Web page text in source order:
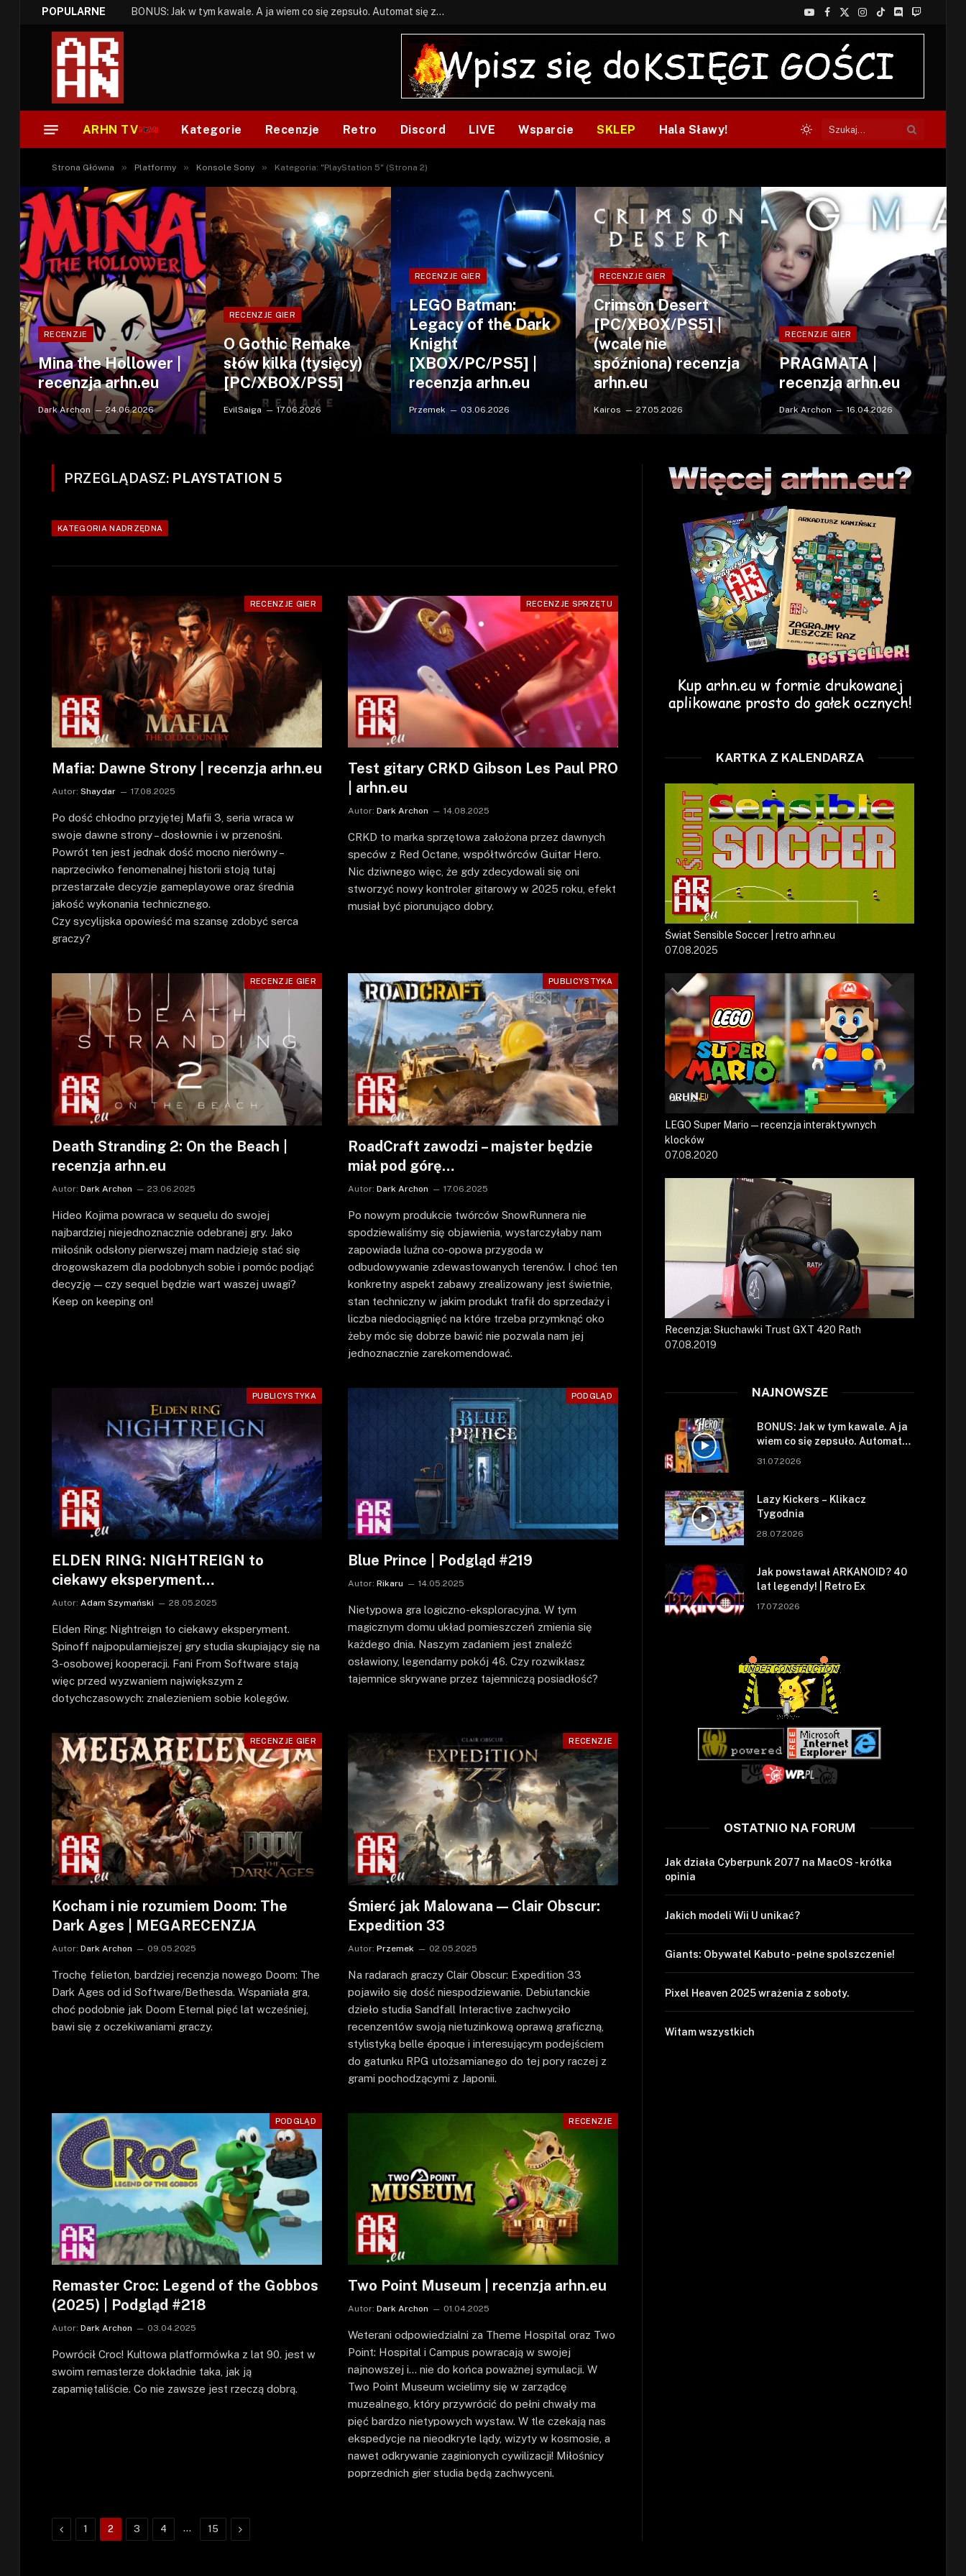
POPULARNE BONUS: Jak w tym kawale. A ja wiem co się zepsuło. Automat się zepsuł.
YouTube
Facebook
X
(Twitter)
Instagram
TikTokDiscordTwitch
ARHN TV Kategorie Recenzje Retro Discord LIVE Wsparcie SKLEP Hala Sławy!
Strona Główna » Platformy » Konsole Sony » Kategoria: "PlayStation 5" (Strona 2)
RECENZJE
Mina the Hollower |
recenzja arhn.eu
Dark Archon 24.06.2026
RECENZJE GIER
O Gothic Remake
słów kilka (tysięcy)
[PC/XBOX/PS5]
EvilSaiga 17.06.2026
RECENZJE GIER
LEGO Batman:
Legacy of the Dark
Knight
[XBOX/PC/PS5] |
recenzja arhn.eu
Przemek 03.06.2026
RECENZJE GIER
Crimson Desert
[PC/XBOX/PS5] |
(wcale nie
spóźniona) recenzja
arhn.eu
Kairos 27.05.2026
RECENZJE GIER
PRAGMATA |
recenzja arhn.eu
Dark Archon 16.04.2026
PRZEGLĄDASZ: PLAYSTATION 5
KATEGORIA NADRZĘDNA
RECENZJE GIER
Mafia: Dawne Strony | recenzja arhn.eu
Autor: Shaydar 17.08.2025
Po dość chłodno przyjętej Mafii 3, seria wraca w
swoje dawne strony – dosłownie i w przenośni.
Powrót ten jest jednak dość mocno nierówny –
naprzeciwko fenomenalnej historii stoją tutaj
przestarzałe decyzje gameplayowe oraz średnia
jakość wykonania technicznego.
Czy sycylijska opowieść ma szansę zdobyć serca
graczy?
RECENZJE SPRZĘTU
Test gitary CRKD Gibson Les Paul PRO
| arhn.eu
Autor: Dark Archon 14.08.2025
CRKD to marka sprzętowa założona przez dawnych
speców z Red Octane, współtwórców Guitar Hero.
Nic dziwnego więc, że gdy zdecydowali się oni
stworzyć nowy kontroler gitarowy w 2025 roku, efekt
musiał być piorunująco dobry.
RECENZJE GIER
Death Stranding 2: On the Beach |
recenzja arhn.eu
Autor: Dark Archon 23.06.2025
Hideo Kojima powraca w sequelu do swojej
najbardziej niejednoznacznie odebranej gry. Jako
miłośnik odsłony pierwszej mam nadzieję stać się
drogowskazem dla podobnych sobie i pomóc podjąć
decyzję — czy sequel będzie wart waszej uwagi?
Keep on keeping on!
PUBLICYSTYKA
RoadCraft zawodzi – majster będzie
miał pod górę…
Autor: Dark Archon 17.06.2025
Po nowym produkcie twórców SnowRunnera nie
spodziewaliśmy się objawienia, wystarczyłaby nam
zapowiada luźna co-opowa przygoda w
odbudowywanie zdewastowanych terenów. I choć ten
konkretny aspekt zabawy zrealizowany jest świetnie,
stan techniczny w jakim produkt trafił do sprzedaży i
liczba niedociągnięć na które trzeba przymknąć oko
żeby móc się dobrze bawić nie pozwala nam jej
jednoznacznie zarekomendować.
PUBLICYSTYKA
ELDEN RING: NIGHTREIGN to
ciekawy eksperyment…
Autor: Adam Szymański 28.05.2025
Elden Ring: Nightreign to ciekawy eksperyment.
Spinoff najpopularniejszej gry studia skupiający się na
3-osobowej kooperacji. Fani From Software stają
więc przed wyzwaniem największym z
dotychczasowych: znalezieniem sobie kolegów.
PODGLĄD
Blue Prince | Podgląd #219
Autor: Rikaru 14.05.2025
Nietypowa gra logiczno-eksploracyjna. W tym
magicznym domu układ pomieszczeń zmienia się
każdego dnia. Naszym zadaniem jest znaleźć
osławiony, legendarny pokój 46. Czy rozwikłasz
tajemnice skrywane przez tajemniczą posiadłość?
RECENZJE GIER
Kocham i nie rozumiem Doom: The
Dark Ages | MEGARECENZJA
Autor: Dark Archon 09.05.2025
Trochę felieton, bardziej recenzja nowego Doom: The
Dark Ages od id Software/Bethesda. Wspaniała gra,
choć podobnie jak Doom Eternal pięć lat wcześniej,
bawi się z oczekiwaniami graczy.
RECENZJE
Śmierć jak Malowana — Clair Obscur:
Expedition 33
Autor: Przemek 02.05.2025
Na radarach graczy Clair Obscur: Expedition 33
pojawiło się dość niespodziewanie. Debiutanckie
dzieło studia Sandfall Interactive zachwyciło
recenzentów swoją nietuzinkową oprawą graficzną,
stylistyką belle époque i interesującym podejściem
do gatunku RPG utożsamianego do tej pory raczej z
grami pochodzącymi z Japonii.
PODGLĄD
Remaster Croc: Legend of the Gobbos
(2025) | Podgląd #218
Autor: Dark Archon 03.04.2025
Powrócił Croc! Kultowa platformówka z lat 90. jest w
swoim remasterze dokładnie taka, jak ją
zapamiętaliście. Co nie zawsze jest rzeczą dobrą.
RECENZJE
Two Point Museum | recenzja arhn.eu
Autor: Dark Archon 01.04.2025
Weterani odpowiedzialni za Theme Hospital oraz Two
Point: Hospital i Campus powracają w swojej
najnowszej i… nie do końca poważnej symulacji. W
Two Point Museum wcielimy się w zarządcę
muzealnego, który przywrócić do pełni chwały ma
pięć bardzo nietypowych wystaw. W tle czekają nas
ekspedycje na nieodkryte lądy, wizyty w kosmosie, a
nawet odkrywanie zaginionych cywilizacji! Miłośnicy
poprzednich gier studia będą zachwyceni.
Poprzednie
1 2 3 4 … 15 Następne
KARTKA Z KALENDARZA
Świat Sensible Soccer | retro arhn.eu
07.08.2025
LEGO Super Mario — recenzja interaktywnych
klocków
07.08.2020
Recenzja: Słuchawki Trust GXT 420 Rath
07.08.2019
NAJNOWSZE
BONUS: Jak w tym kawale. A ja
wiem co się zepsuło. Automat
się zepsuł.
31.07.2026
Lazy Kickers – Klikacz
Tygodnia
28.07.2026
Jak powstawał ARKANOID? 40
lat legendy! | Retro Ex
17.07.2026
OSTATNIO NA FORUM
Jak działa Cyberpunk 2077 na MacOS - krótka
opinia
Jakich modeli Wii U unikać?
Giants: Obywatel Kabuto - pełne spolszczenie!
Pixel Heaven 2025 wrażenia z soboty.
Witam wszystkich